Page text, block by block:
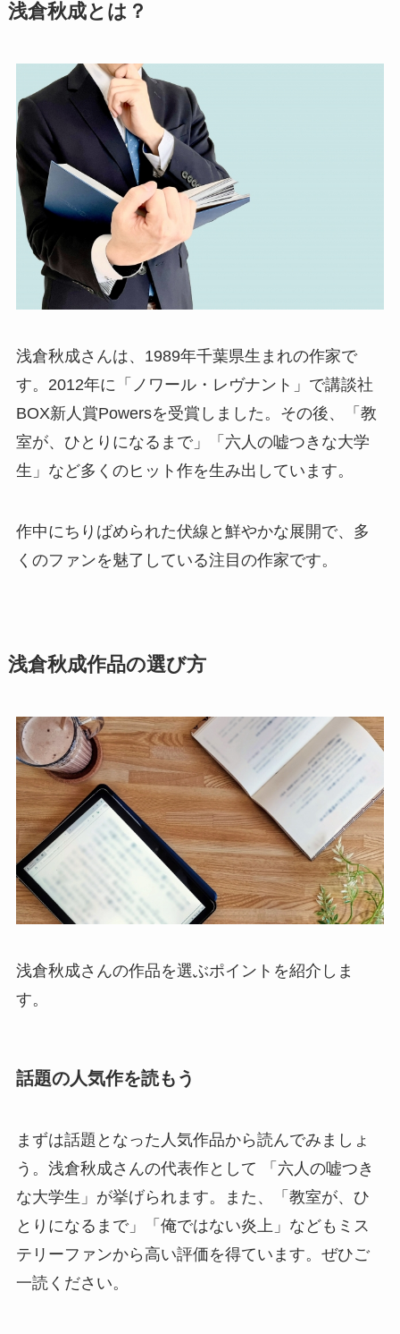
浅倉秋成とは？
浅倉秋成さんは、1989年千葉県生まれの作家で
す。2012年に「ノワール・レヴナント」で講談社
BOX新人賞Powersを受賞しました。その後、「教
室が、ひとりになるまで」「六人の嘘つきな大学
生」など多くのヒット作を生み出しています。
作中にちりばめられた伏線と鮮やかな展開で、多
くのファンを魅了している注目の作家です。
浅倉秋成作品の選び方
浅倉秋成さんの作品を選ぶポイントを紹介しま
す。
話題の人気作を読もう
まずは話題となった人気作品から読んでみましょ
う。浅倉秋成さんの代表作として 「六人の嘘つき
な大学生」が挙げられます。また、「教室が、ひ
とりになるまで」「俺ではない炎上」などもミス
テリーファンから高い評価を得ています。ぜひご
一読ください。